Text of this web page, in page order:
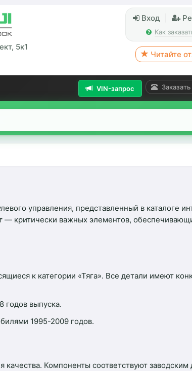
5к1
Вход
Как
Читайте
VIN-запрос
управления, представленный в каталоге
— критически важных элементов,
к категории «Тяга». Все детали имеют
годов выпуска.
1995-2009 годов.
Компоненты соответствуют заводским